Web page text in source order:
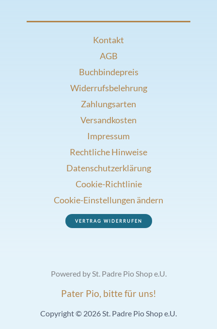
Kontakt
AGB
Buchbindepreis
Widerrufsbelehrung
Zahlungsarten
Versandkosten
Impressum
Rechtliche Hinweise
Datenschutzerklärung
Cookie-Richtlinie
Cookie-Einstellungen ändern
VERTRAG WIDERRUFEN
Powered by St. Padre Pio Shop e.U.
Pater Pio, bitte für uns!
Copyright © 2026 St. Padre Pio Shop e.U.